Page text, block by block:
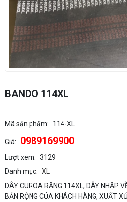
BANDO 114XL
Mã sản phẩm: 114-XL
Giá: 0989169900
Lượt xem: 3129
Danh mục: XL
DÂY CUROA RĂNG 114XL, DÂY NHẬP
BẢN RỘNG CỦA KHÁCH HÀNG, XUẤT